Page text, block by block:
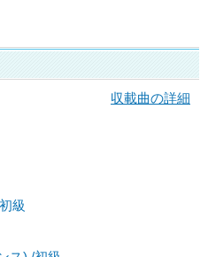
収載曲の詳細
級